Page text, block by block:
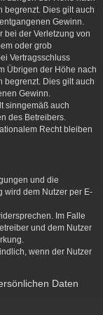
begrenzt. Dies gilt auch
Gewinn.
bei der Verletzung von
oder grob
Vertragsschluss
Übrigen der Höhe nach
begrenzt. Dies gilt auch
Gewinn.
sinngemäß auch
des Betreibers.
Recht bleiben
und die
wird dem Nutzer per E-
Im Falle
und dem Nutzer
wenn der Nutzer
Daten